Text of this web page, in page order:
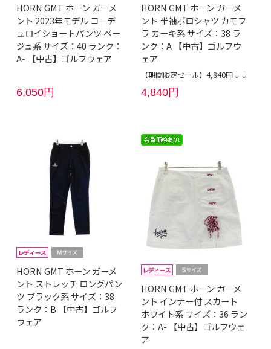
HORN GMT ホーン ガーメ
ント 2023年モデル コーデ
ュロイショートパンツ ベー
ジュ系 サイズ：40 ランク：
A- 【中古】ゴルフウェア
6,050円
HORN GMT ホーン ガーメ
ント 半袖ポロシャツ カモフ
ラ カーキ系 サイズ：38 ラ
ンク：A 【中古】ゴルフウ
ェア
【期間限定セール】4,840円↓↓
4,840円
HORN GMT ホーン ガーメ
ント ストレッチ ロングパン
ツ ブラック系 サイズ：38
ランク：B 【中古】ゴルフ
ウェア
HORN GMT ホーン ガーメ
ント インナー付 スカート
ホワイト系 サイズ：36 ラン
ク：A- 【中古】ゴルフウェ
ア